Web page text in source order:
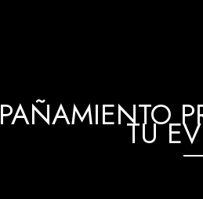
TU